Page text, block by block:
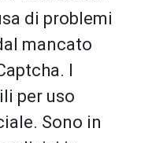
di problemi
mancato
I
per uso
Sono in